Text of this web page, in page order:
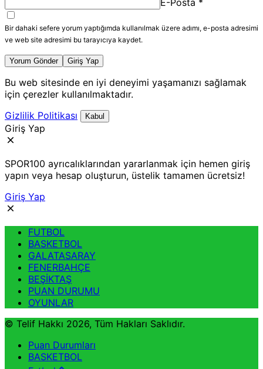
Bir dahaki sefere yorum yaptığımda kullanılmak üzere adımı, e-posta adresimi
ve web site adresimi bu tarayıcıya kaydet.
Yorum Gönder Giriş Yap
Bu web sitesinde en iyi deneyimi yaşamanızı sağlamak
için çerezler kullanılmaktadır.
Gizlilik Politikası
Kabul
Giriş Yap
SPOR100 ayrıcalıklarından yararlanmak için hemen giriş
yapın veya hesap oluşturun, üstelik tamamen ücretsiz!
Giriş Yap
FUTBOL
BASKETBOL
GALATASARAY
FENERBAHÇE
BEŞİKTAŞ
PUAN DURUMU
OYUNLAR
© Telif Hakkı 2026, Tüm Hakları Saklıdır.
Puan Durumları
BASKETBOL